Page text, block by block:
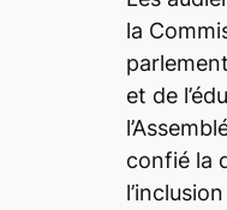
la
et de
confié la